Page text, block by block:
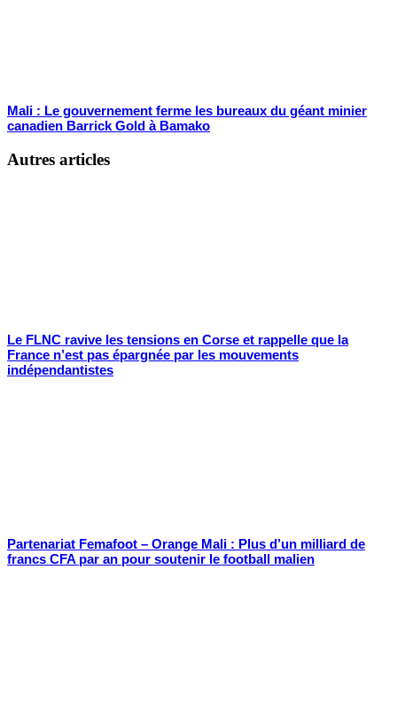
Mali : Le gouvernement ferme les bureaux du géant minier
canadien Barrick Gold à Bamako
Autres articles
Le FLNC ravive les tensions en Corse et rappelle que la
France n’est pas épargnée par les mouvements
indépendantistes
Partenariat Femafoot – Orange Mali : Plus d’un milliard de
francs CFA par an pour soutenir le football malien